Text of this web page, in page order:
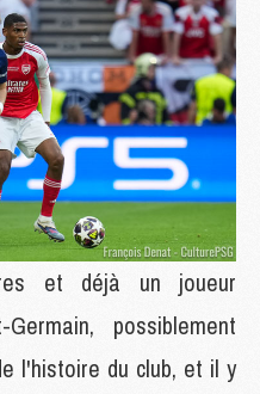
et déjà un joueur
possiblement
l'histoire du club, et il y